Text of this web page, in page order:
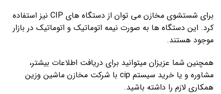
برای شستشوی مخازن می توان از دستگاه های CIP نیز استفاده
کرد. این دستگاه ها به صورت نیمه اتوماتیک و اتوماتیک در بازار
موجود هستند.
همچنین شما عزیزان میتوانید برای دریافت اطلاعات بیشتر،
مشاوره و یا خرید سیستم cip با شرکت مخازن ماشین وزین
همکاری لازم را داشته باشید.